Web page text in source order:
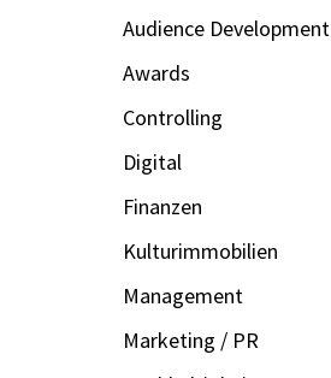
Audience Development
Awards
Controlling
Digital
Finanzen
Kulturimmobilien
Management
Marketing / PR